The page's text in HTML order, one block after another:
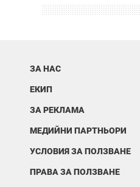
ЗА НАС
ЕКИП
ЗА РЕКЛАМА
МЕДИЙНИ ПАРТНЬОРИ
УСЛОВИЯ ЗА ПОЛЗВАНЕ
ПРАВА ЗА ПОЛЗВАНЕ